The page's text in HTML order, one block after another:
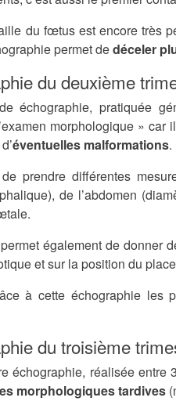
du fœtus est encore très
permet dedéceler
du deuxième
échographie, pratiquée
morphologique » car
éventuelles malformations.
prendre différentes
de l’abdomen
également de donner
et sur la position du
à cette échographie les
du troisième
échographie, réalisée entre
morphologiques tardives